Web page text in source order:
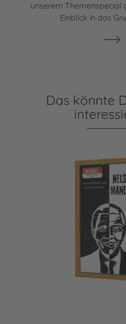
unserem Themenspecial
Einblick in das
Das könnte